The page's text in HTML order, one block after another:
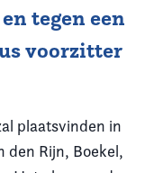
tegen een
voorzitter
plaatsvinden in
den Rijn, Boekel,